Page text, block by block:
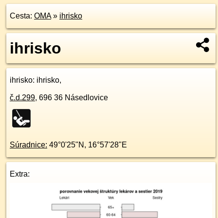
Cesta: OMA» ihrisko
ihrisko
ihrisko: ihrisko,
č.d.299, 696 36 Násedlovice
Súradnice: 49°0'25"N , 16°57'28"E
Extra: